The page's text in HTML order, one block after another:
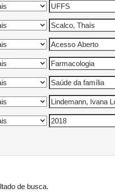
de busca.